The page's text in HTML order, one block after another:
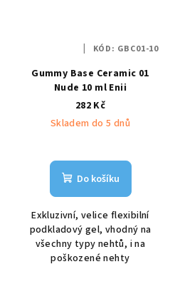
Gummy Base Ceramic 01
Nude 10 ml Enii
282 Kč
Skladem do 5 dnů
Do košíku
Exkluzivní, velice flexibilní
podkladový gel, vhodný na
všechny typy nehtů, i na
poškozené nehty
KÓD: GBC01-10